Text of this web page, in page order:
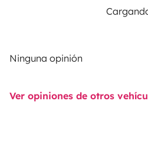
Ninguna opinión
Ver opiniones de otros